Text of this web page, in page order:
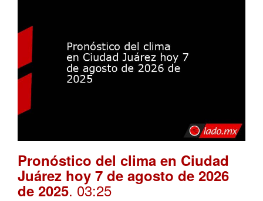
Pronóstico del clima en Ciudad
Juárez hoy 7 de agosto de 2026
de 2025. 03:25